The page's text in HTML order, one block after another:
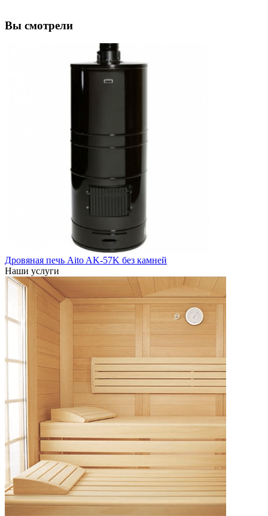
Вы смотрели
Дровяная печь Aito AK-57K без камней
Наши услуги